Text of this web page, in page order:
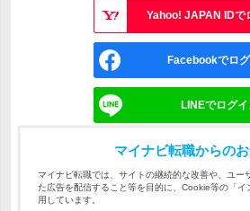
Yahoo! JAPAN IDで
Facebookでロ
LINEでログイ
Googleでログ
Appleでサイン
マイナビ転職からの
マイナビ転職では、サイトの継続的な改善や、ユー
た広告を配信すること等を目的に、Cookie等の「イ
用しています。